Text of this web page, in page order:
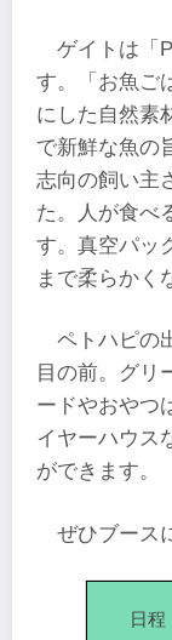
ゲイトは「
す。「お魚ご
にした自然素
で新鮮な魚の
志向の飼い主
た。人が食べ
す。真空パッ
まで柔らかく
ペトハピの
目の前。グリ
ードやおやつ
イヤーハウス
ができます。
ぜひブース
日程